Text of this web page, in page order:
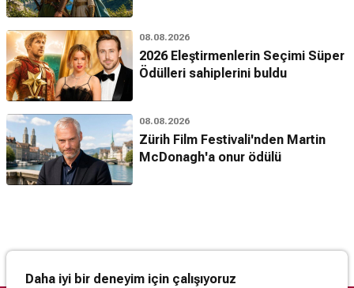
08.08.2026
2026 Eleştirmenlerin Seçimi Süper
Ödülleri sahiplerini buldu
08.08.2026
Zürih Film Festivali'nden Martin
McDonagh'a onur ödülü
Daha iyi bir deneyim için çalışıyoruz